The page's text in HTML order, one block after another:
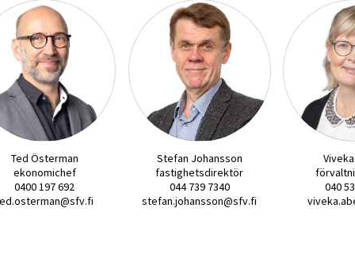
Ted Österman
ekonomichef
0400 197 692
Stefan Johansson
fastighetsdirektör
044 739 7340
stefan.johansson@sfv.fi
040